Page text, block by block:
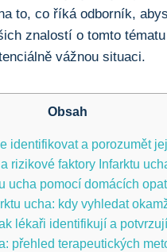
to, co říká odborník,
znalostí o tomto
vážnou situaci.
Obsah
identifikovat a porozumět
rizikové faktory Infarktu
ucha pomocí domácích
ucha: ‍kdy vyhledat
lékaři identifikují a
přehled terapeutických